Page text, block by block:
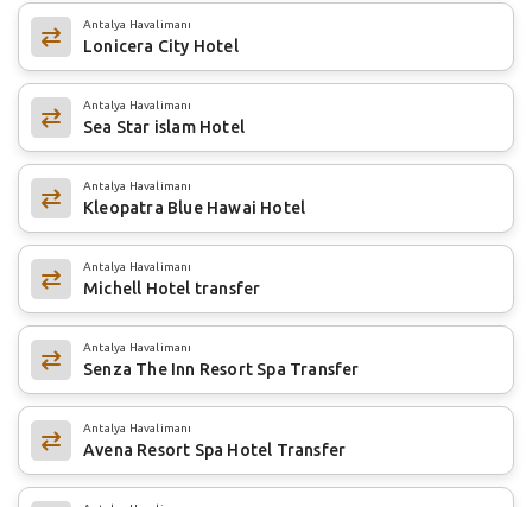
Antalya Havalimanı
Lonicera City Hotel
Antalya Havalimanı
Sea Star islam Hotel
Antalya Havalimanı
Kleopatra Blue Hawai Hotel
Antalya Havalimanı
Michell Hotel transfer
Antalya Havalimanı
Senza The Inn Resort Spa Transfer
Antalya Havalimanı
Avena Resort Spa Hotel Transfer